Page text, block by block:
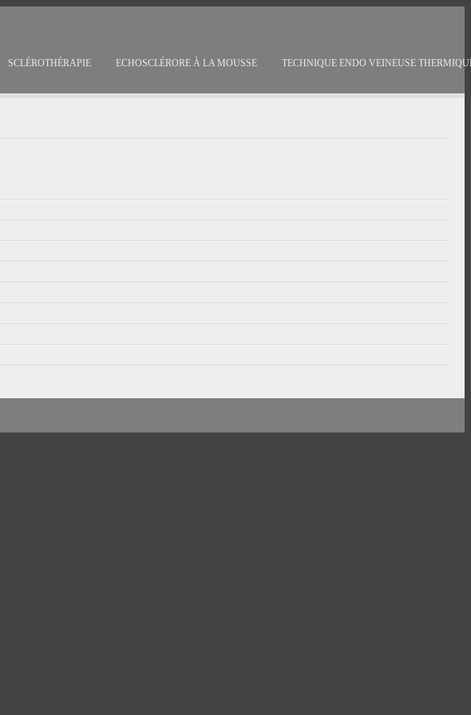
SCLÉROTHÉRAPIE ECHOSCLÉRORE À LA MOUSSE TECHNIQUE ENDO VEINEUSE